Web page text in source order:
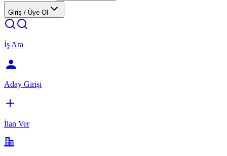
Giriş / Üye Ol
İş Ara
Aday Girişi
İlan Ver